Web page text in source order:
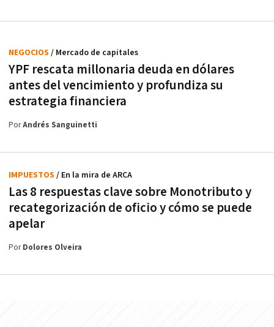
YPF rescata millonaria deuda en dólares
antes del vencimiento y profundiza su
estrategia financiera
NEGOCIOS / Mercado de capitales
PorAndrés Sanguinetti
Las 8 respuestas clave sobre Monotributo y
recategorización de oficio y cómo se puede
apelar
IMPUESTOS / En la mira de ARCA
PorDolores Olveira